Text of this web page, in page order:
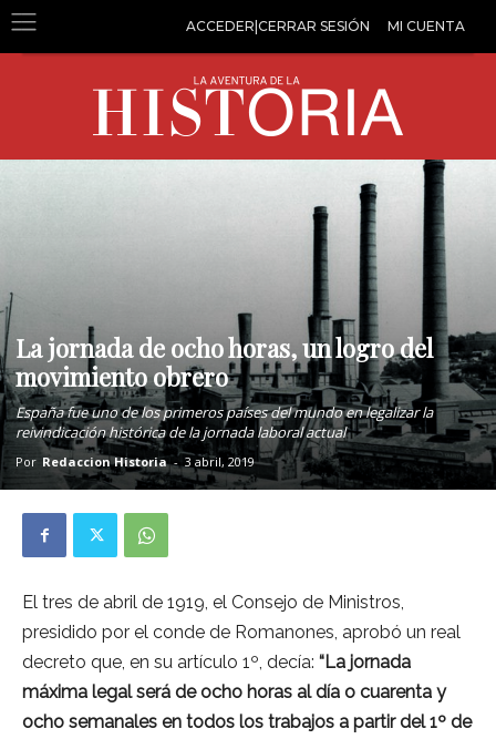
ACCEDER|CERRAR SESIÓN MI CUENTA
La jornada de ocho horas, un logro del
movimiento obrero
España fue uno de los primeros países del mundo en legalizar la
reivindicación histórica de la jornada laboral actual
Por Redaccion Historia - 3 abril, 2019
El tres de abril de 1919, el Consejo de Ministros,
presidido por el conde de Romanones, aprobó un real
decreto que, en su artículo 1º, decía: “La jornada
máxima legal será de ocho horas al día o cuarenta y
ocho semanales en todos los trabajos a partir del 1º de